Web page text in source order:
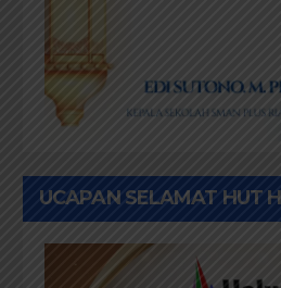
UCAPAN SELAMAT HUT